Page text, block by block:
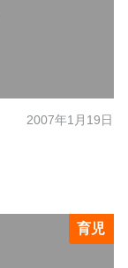
2007年1月19日
育児